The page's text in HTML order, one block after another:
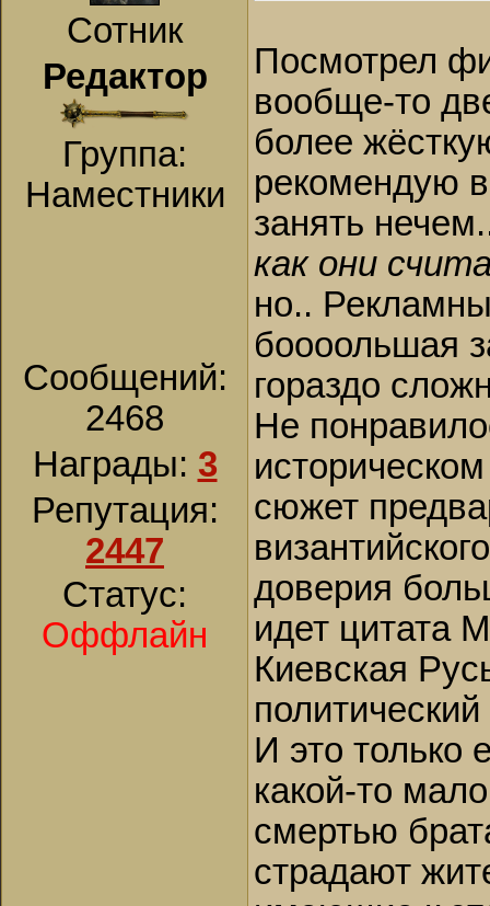
Сотник
Редактор
Группа:
Наместники
Сообщений:
2468
Награды: 3
Репутация:
2447
Статус:
Оффлайн
Посмотрел
вообще-то
более
рекомендую
занять
как они
но..
боооольшая
гораздо
Не
сюжет
доверия
идет цитата
Киевская
И это только
какой-то
смертью
страдают